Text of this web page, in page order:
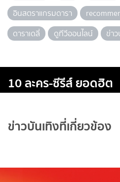
อินสตราแกรมดารา
ดาราเดลี่
ดูทีวีออนไลน์ ข่า
10 ละคร-ซีรีส์ ยอดฮิต
ข่าวบันเทิงที่เกี่ยวข้อง